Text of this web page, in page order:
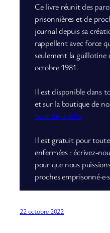
Ce livre réunit des
prisonnières et de
journal depuis sa
rappellent avec force
seulement la guillotine
octobre 1981.
Il est disponible dans
et sur la boutique de
bout de la ville.
Il est gratuit pour
enfermées : écrivez-
pour que nous
proches
22 octobre 2022